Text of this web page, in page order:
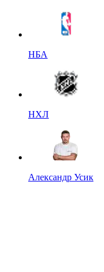
НБА
НХЛ
Александр Усик